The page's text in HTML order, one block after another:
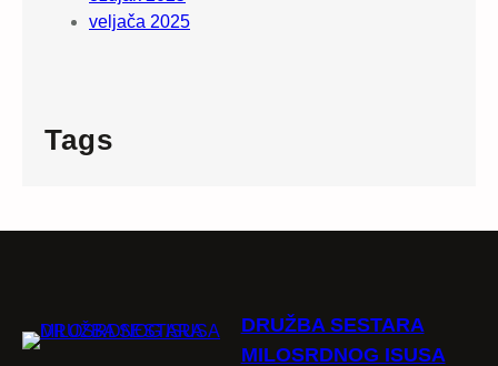
veljača 2025
Tags
DRUŽBA SESTARA
MILOSRDNOG ISUSA